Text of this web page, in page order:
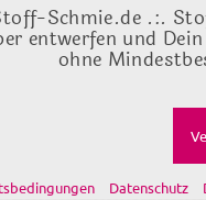
Schmie.de .:.
entwerfen und
ohne
Datenschutz